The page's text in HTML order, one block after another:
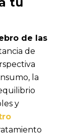
de las
de
la
y